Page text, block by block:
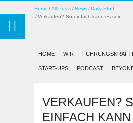
Home All Posts News
Daily Stuff
Verkaufen? So einfach kann es sein.
HOME WIR
START-UPS PODCAST
VERKAUFEN?
EINFACH